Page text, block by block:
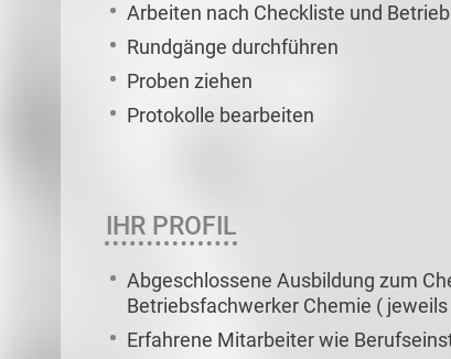
Arbeiten nach Checkliste und
Rundgänge durchführen
Proben ziehen
Protokolle bearbeiten
IHR PROFIL
Abgeschlossene Ausbildung zum
Betriebsfachwerker Chemie (
Erfahrene Mitarbeiter wie